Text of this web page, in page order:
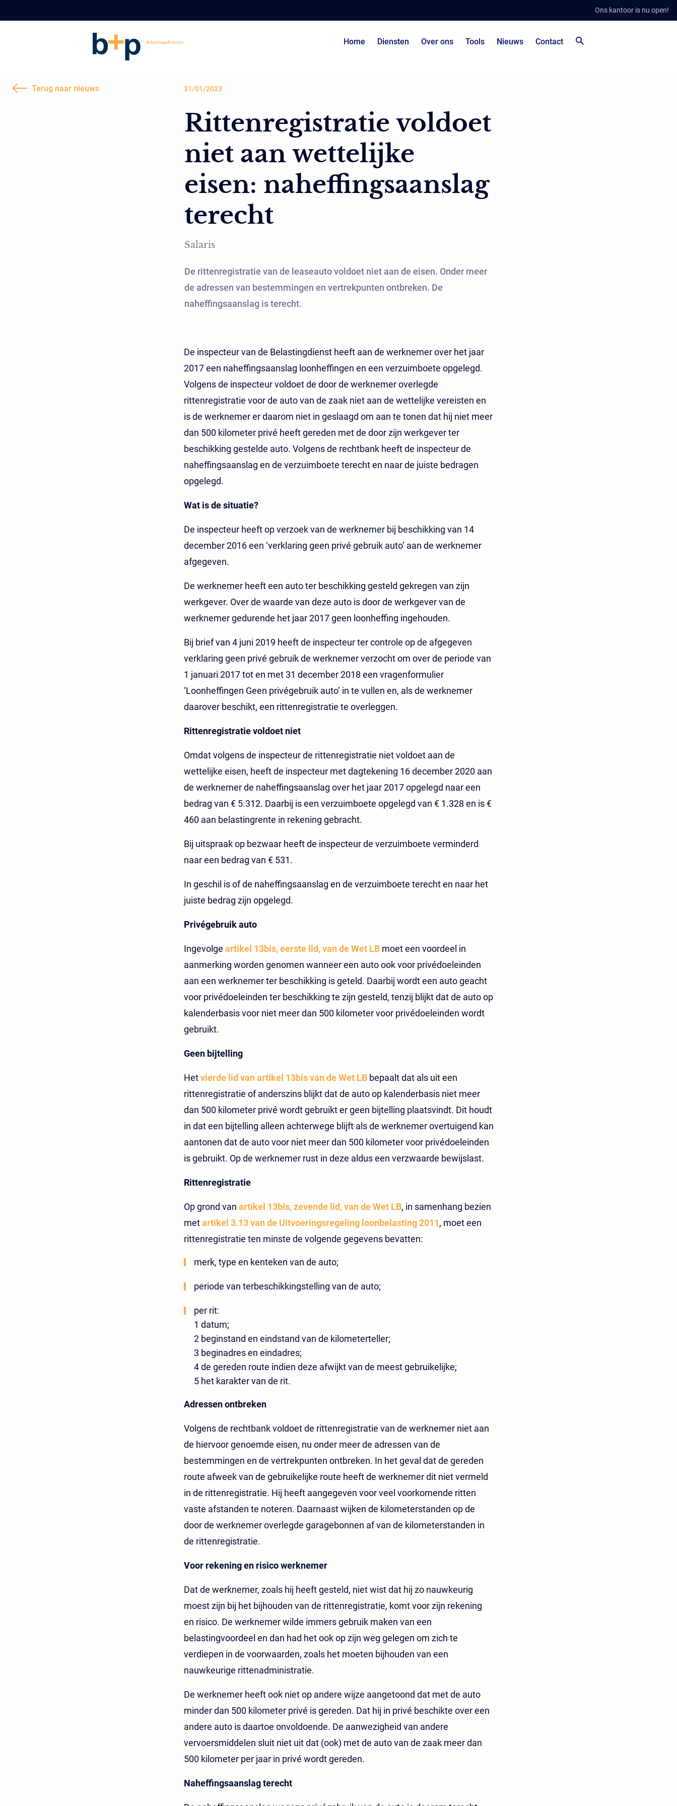
Ons kantoor is nu open!
Home Diensten Over ons Tools Nieuws Contact
Terug naar nieuws 31/01/2023
Rittenregistratie voldoet
niet aan wettelijke
eisen: naheffingsaanslag
terecht
Salaris
De rittenregistratie van de leaseauto voldoet niet aan de eisen. Onder meer
de adressen van bestemmingen en vertrekpunten ontbreken. De
naheffingsaanslag is terecht.
De inspecteur van de Belastingdienst heeft aan de werknemer over het jaar
2017 een naheffingsaanslag loonheffingen en een verzuimboete opgelegd.
Volgens de inspecteur voldoet de door de werknemer overlegde
rittenregistratie voor de auto van de zaak niet aan de wettelijke vereisten en
is de werknemer er daarom niet in geslaagd om aan te tonen dat hij niet meer
dan 500 kilometer privé heeft gereden met de door zijn werkgever ter
beschikking gestelde auto. Volgens de rechtbank heeft de inspecteur de
naheffingsaanslag en de verzuimboete terecht en naar de juiste bedragen
opgelegd.
Wat is de situatie?
De inspecteur heeft op verzoek van de werknemer bij beschikking van 14
december 2016 een ‘verklaring geen privé gebruik auto’ aan de werknemer
afgegeven.
De werknemer heeft een auto ter beschikking gesteld gekregen van zijn
werkgever. Over de waarde van deze auto is door de werkgever van de
werknemer gedurende het jaar 2017 geen loonheffing ingehouden.
Bij brief van 4 juni 2019 heeft de inspecteur ter controle op de afgegeven
verklaring geen privé gebruik de werknemer verzocht om over de periode van
1 januari 2017 tot en met 31 december 2018 een vragenformulier
‘Loonheffingen Geen privégebruik auto’ in te vullen en, als de werknemer
daarover beschikt, een rittenregistratie te overleggen.
Rittenregistratie voldoet niet
Omdat volgens de inspecteur de rittenregistratie niet voldoet aan de
wettelijke eisen, heeft de inspecteur met dagtekening 16 december 2020 aan
de werknemer de naheffingsaanslag over het jaar 2017 opgelegd naar een
bedrag van € 5.312. Daarbij is een verzuimboete opgelegd van € 1.328 en is €
460 aan belastingrente in rekening gebracht.
Bij uitspraak op bezwaar heeft de inspecteur de verzuimboete verminderd
naar een bedrag van € 531.
In geschil is of de naheffingsaanslag en de verzuimboete terecht en naar het
juiste bedrag zijn opgelegd.
Privégebruik auto
Ingevolge artikel 13bis, eerste lid, van de Wet LBmoet een voordeel in
aanmerking worden genomen wanneer een auto ook voor privédoeleinden
aan een werknemer ter beschikking is geteld. Daarbij wordt een auto geacht
voor privédoeleinden ter beschikking te zijn gesteld, tenzij blijkt dat de auto op
kalenderbasis voor niet meer dan 500 kilometer voor privédoeleinden wordt
gebruikt.
Geen bijtelling
Hetvierde lid van artikel 13bis van de Wet LBbepaalt dat als uit een
rittenregistratie of anderszins blijkt dat de auto op kalenderbasis niet meer
dan 500 kilometer privé wordt gebruikt er geen bijtelling plaatsvindt. Dit houdt
in dat een bijtelling alleen achterwege blijft als de werknemer overtuigend kan
aantonen dat de auto voor niet meer dan 500 kilometer voor privédoeleinden
is gebruikt. Op de werknemer rust in deze aldus een verzwaarde bewijslast.
Rittenregistratie
Op grond van artikel 13bis, zevende lid, van de Wet LB, in samenhang bezien
metartikel 3.13 van de Uitvoeringsregeling loonbelasting 2011, moet een
rittenregistratie ten minste de volgende gegevens bevatten:
merk, type en kenteken van de auto;
periode van terbeschikkingstelling van de auto;
per rit:
1 datum;
2 beginstand en eindstand van de kilometerteller;
3 beginadres en eindadres;
4 de gereden route indien deze afwijkt van de meest gebruikelijke;
5 het karakter van de rit.
Adressen ontbreken
Volgens de rechtbank voldoet de rittenregistratie van de werknemer niet aan
de hiervoor genoemde eisen, nu onder meer de adressen van de
bestemmingen en de vertrekpunten ontbreken. In het geval dat de gereden
route afweek van de gebruikelijke route heeft de werknemer dit niet vermeld
in de rittenregistratie. Hij heeft aangegeven voor veel voorkomende ritten
vaste afstanden te noteren. Daarnaast wijken de kilometerstanden op de
door de werknemer overlegde garagebonnen af van de kilometerstanden in
de rittenregistratie.
Voor rekening en risico werknemer
Dat de werknemer, zoals hij heeft gesteld, niet wist dat hij zo nauwkeurig
moest zijn bij het bijhouden van de rittenregistratie, komt voor zijn rekening
en risico. De werknemer wilde immers gebruik maken van een
belastingvoordeel en dan had het ook op zijn weg gelegen om zich te
verdiepen in de voorwaarden, zoals het moeten bijhouden van een
nauwkeurige rittenadministratie.
De werknemer heeft ook niet op andere wijze aangetoond dat met de auto
minder dan 500 kilometer privé is gereden. Dat hij in privé beschikte over een
andere auto is daartoe onvoldoende. De aanwezigheid van andere
vervoersmiddelen sluit niet uit dat (ook) met de auto van de zaak meer dan
500 kilometer per jaar in privé wordt gereden.
Naheffingsaanslag terecht